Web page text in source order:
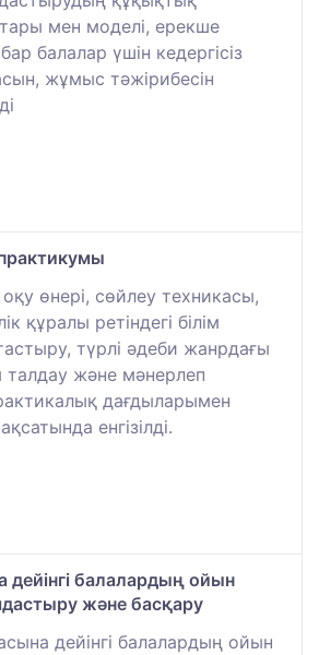
мен моделі, ерекше
балалар үшін кедергісіз
жұмыс тәжірибесін
өнері, сөйлеу техникасы,
құралы ретіндегі білім
түрлі әдеби жанрдағы
және мәнерлеп
дағдыларымен
енгізілді.
балалардың ойын
және басқару
дейінгі балалардың ойын